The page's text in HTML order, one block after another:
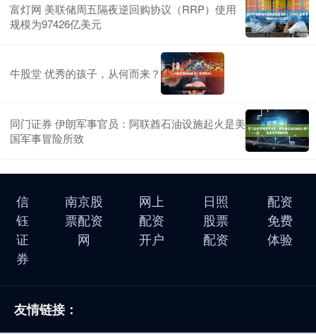
富灯网 美联储周五隔夜逆回购协议（RRP）使用
规模为97426亿美元
牛股堂 优秀的孩子，从何而来？
同门证券 伊朗军事官员：阿联酋石油设施起火是美
国军事冒险所致
信
钰
证
券
南京股
票配资
网
网上
配资
开户
日照
股票
配资
配资
免费
体验
友情链接：